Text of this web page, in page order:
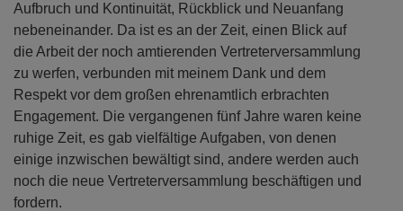
Aufbruch und Kontinuität, Rückblick und Neuanfang
nebeneinander. Da ist es an der Zeit, einen Blick auf
die Arbeit der noch amtierenden Vertreterversammlung
zu werfen, verbunden mit meinem Dank und dem
Respekt vor dem großen ehrenamtlich erbrachten
Engagement. Die vergangenen fünf Jahre waren keine
ruhige Zeit, es gab vielfältige Aufgaben, von denen
einige inzwischen bewältigt sind, andere werden auch
noch die neue Vertreterversammlung beschäftigen und
fordern.